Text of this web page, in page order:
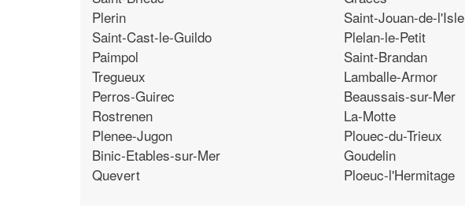
Plerin
Saint-Cast-le-Guildo
Paimpol
Tregueux
Perros-Guirec
Rostrenen
Plenee-Jugon
Binic-Etables-sur-Mer
Quevert
Saint-Jouan-de-l'Isle
Plelan-le-Petit
Saint-Brandan
Lamballe-Armor
Beaussais-sur-Mer
La-Motte
Plouec-du-Trieux
Goudelin
Ploeuc-l'Hermitage